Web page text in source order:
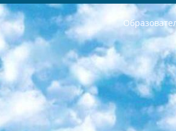
РЕСПУБЛИКА УЗБЕКИСТАН МИНИСТРЕРСТВО ДОШКОЛЬНОГО И ШКОЛЬНОГО ОБРАЗОВАНИЯ КОМАНДА в общеобразовательных учреждениях в 2023-2024 учебном году организация и проведение итоговой государственной аттестации обучающихся о Министра дошкольного и школьного образования Республики Узбекистан от 4 марта 2008 года (постановлением Минюста от 20 марта 2008 года № 1778 государственной регистрации) «Итоговое состояние учащихся общего среднего образования на основании положения об утверждении положения об аттестации общего среднего образования выпускной экзамен студентов в образовательных учреждениях в 2023-2024 учебном году В целях организации и прохождения аттестации приказываю: 1. Следующее: перечень предметов, по которым будет проводиться итоговая государственная аттестация и экзамен формы перевода согласно приложению 1; сертификаты международного образца,